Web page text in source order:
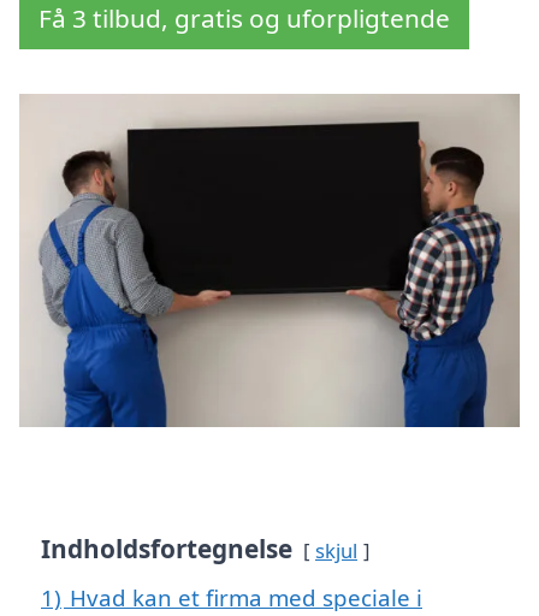
Få 3 tilbud, gratis og uforpligtende
Indholdsfortegnelse skjul
1) Hvad kan et firma med speciale i